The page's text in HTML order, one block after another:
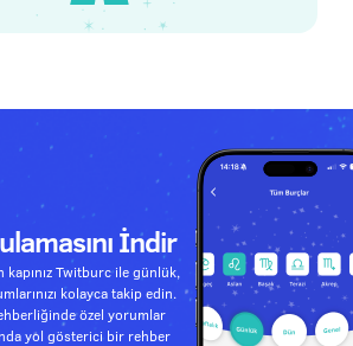
İndir
kapınız Twitburc ile günlük,
kolayca takip edin.
özel yorumlar
yol gösterici bir rehber